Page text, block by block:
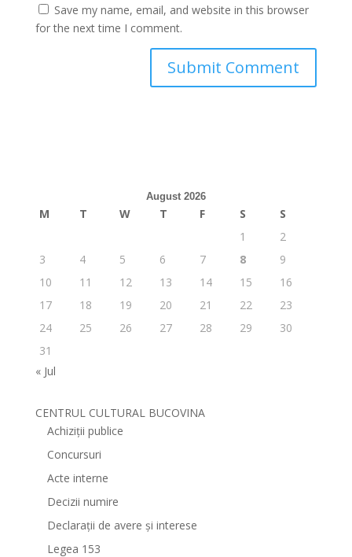
Save my name, email, and website in this browser
for the next time I comment.
August 2026
M T W T F S
S
1
2
3
4 5 6 7 8
9
10
11 12 13 14 15
16
17
18 19 20 21 22
23
24
25 26 27 28 29
30
31
« Jul
CENTRUL CULTURAL BUCOVINA
Achiziții publice
Concursuri
Acte interne
Decizii numire
Declarații de avere și interese
Legea 153